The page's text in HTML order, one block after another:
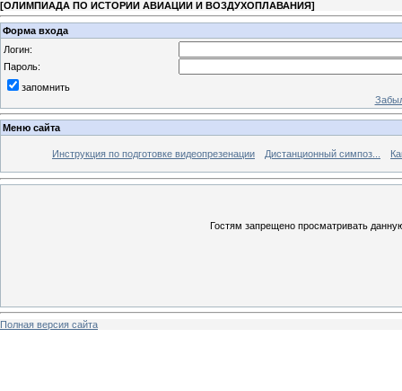
[ОЛИМПИАДА ПО ИСТОРИИ АВИАЦИИ И ВОЗДУХОПЛАВАНИЯ]
Форма входа
Логин:
Пароль:
запомнить
Меню сайта
Инструкция по подготовке видеопрезенации Дистанционный симпоз...
Гостям запрещено просматривать
Полная версия сайта